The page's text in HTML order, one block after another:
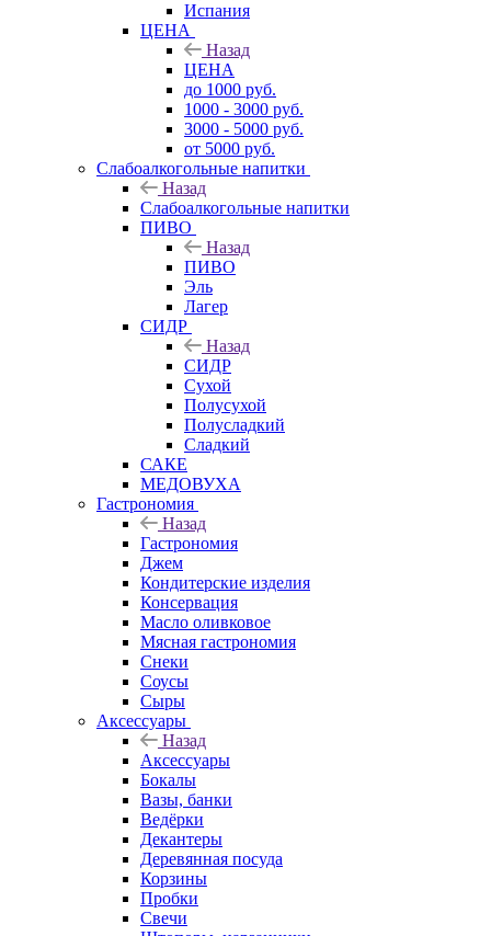
Испания
ЦЕНА
Назад
ЦЕНА
до 1000 руб.
1000 - 3000 руб.
3000 - 5000 руб.
от 5000 руб.
Слабоалкогольные напитки
Назад
Слабоалкогольные напитки
ПИВО
Назад
ПИВО
Эль
Лагер
СИДР
Назад
СИДР
Сухой
Полусухой
Полусладкий
Сладкий
САКЕ
МЕДОВУХА
Гастрономия
Назад
Гастрономия
Джем
Кондитерские изделия
Консервация
Масло оливковое
Мясная гастрономия
Снеки
Соусы
Сыры
Аксессуары
Назад
Аксессуары
Бокалы
Вазы, банки
Ведёрки
Декантеры
Деревянная посуда
Корзины
Пробки
Свечи